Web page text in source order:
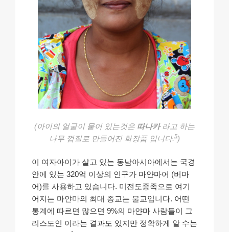
(아이의 얼굴이 뭍어 있는것은 따나카라고 하는
나무 껍질로 만들어진 화장품 입니다.5)
이 여자아이가 살고 있는 동남아시아에서는 국경
안에 있는 320억 이상의 인구가 마얀마어 (버마
어)를 사용하고 있습니다. 미전도종족으로 여기
어지는 마얀마의 최대 종교는 불교입니다. 어떤
통계에 따르면 많으면 9%의 마얀마 사람들이 그
리스도인 이라는 결과도 있지만 정확하게 알 수는